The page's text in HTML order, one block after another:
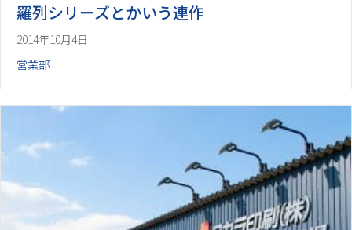
羅列シリーズとかいう連作
2014年10月4日
営業部